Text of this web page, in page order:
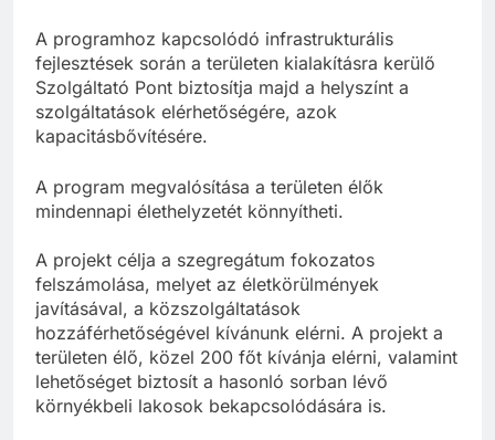
A programhoz kapcsolódó infrastrukturális
fejlesztések során a területen kialakításra kerülő
Szolgáltató Pont biztosítja majd a helyszínt a
szolgáltatások elérhetőségére, azok
kapacitásbővítésére.
A program megvalósítása a területen élők
mindennapi élethelyzetét könnyítheti.
A projekt célja a szegregátum fokozatos
felszámolása, melyet az életkörülmények
javításával, a közszolgáltatások
hozzáférhetőségével kívánunk elérni. A projekt a
területen élő, közel 200 főt kívánja elérni, valamint
lehetőséget biztosít a hasonló sorban lévő
környékbeli lakosok bekapcsolódására is.